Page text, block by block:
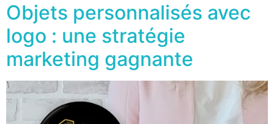
Objets personnalisés avec
logo : une stratégie
marketing gagnante